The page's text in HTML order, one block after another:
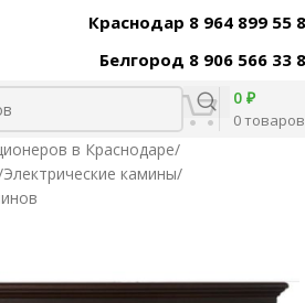
Краснодар 8 964 899 55
Белгород 8 906 566 33
0товаров
0 ₽
в Краснодаре/
Электрические камины/
Код товара:31462